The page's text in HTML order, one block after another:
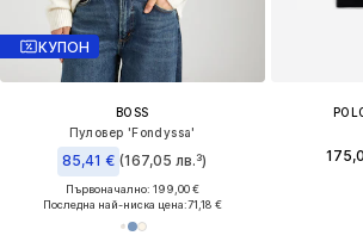
КУПОН
BOSS
Пуловер 'Fondyssa'
85,41 € (167,05 лв.³)
Първоначално: 199,00 €
Последна най-ниска цена:71,18 €